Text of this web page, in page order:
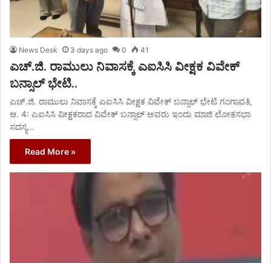
News Desk 3 days ago 0 41
ಎಚ್.ಜಿ. ರಾಮುಲು ನಿವಾಸಕ್ಕೆ ಎಐಸಿಸಿ ವೀಕ್ಷಕ ವಿವೇಕ್
ಬನ್ಸಾಲ್ ಭೇಟಿ..
ಎಚ್.ಜಿ. ರಾಮುಲು ನಿವಾಸಕ್ಕೆ ಎಐಸಿಸಿ ವೀಕ್ಷಕ ವಿವೇಕ್ ಬನ್ಸಾಲ್ ಭೇಟಿ ಗಂಗಾವತಿ,
ಆ. 4: ಎಐಸಿಸಿ ವೀಕ್ಷಕರಾದ ವಿವೇಕ್ ಬನ್ಸಾಲ್ ಅವರು ಇಂದು ಮಾಜಿ ಲೋಕಸಭಾ
ಸದಸ್ಯ…
Read More »